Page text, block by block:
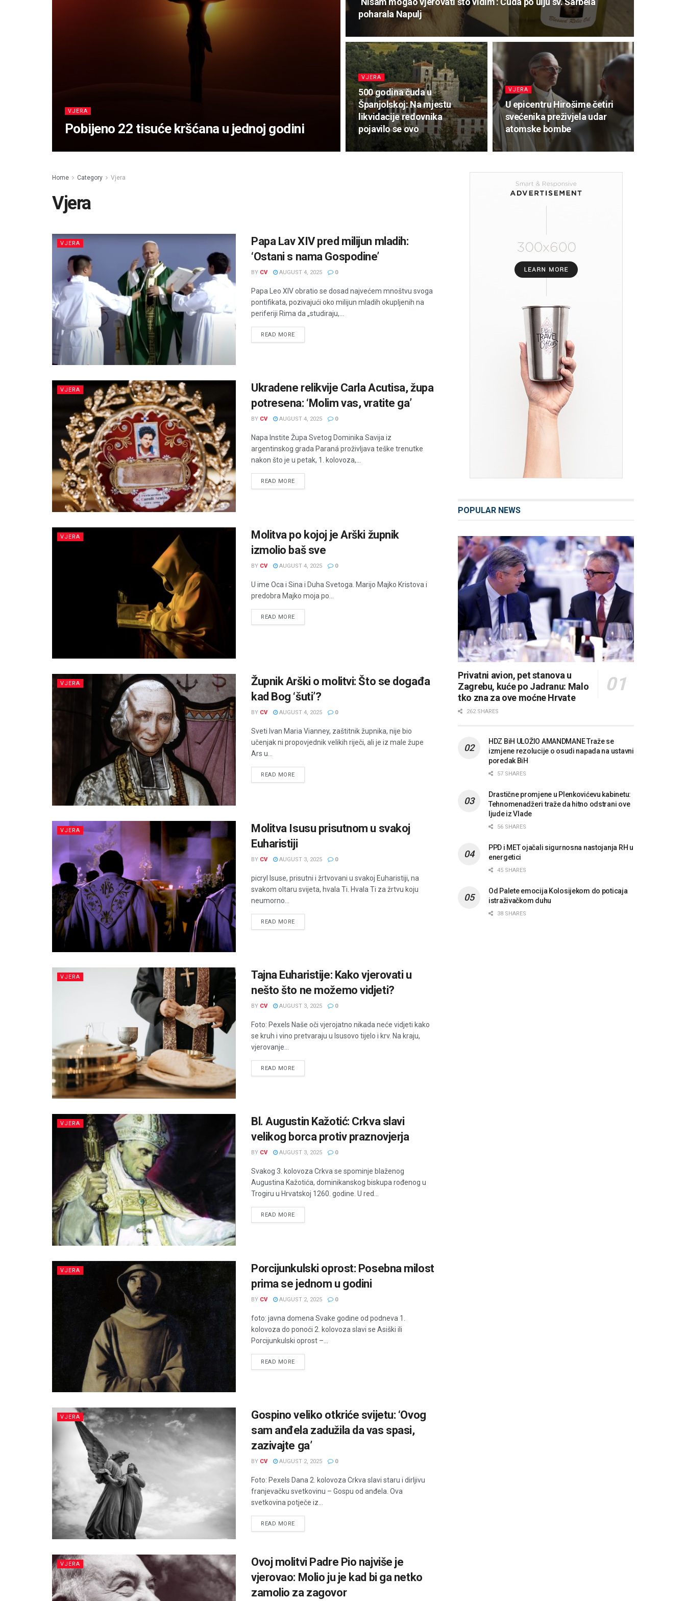
VJERA
Pobijeno 22 tisuće kršćana u jednoj godini
poharala Napulj
VJERA
500 godina čuda u
Španjolskoj: Na mjestu
likvidacije redovnika
pojavilo se ovo
VJERA
U epicentru Hirošime četiri
svećenika preživjela udar
atomske bombe
Home Category Vjera
Vjera
VJERA
Papa Lav XIV pred milijun mladih:
‘Ostani s nama Gospodine’
BY CV AUGUST 4, 2025 0
Papa Leo XIV obratio se dosad najvećem mnoštvu svoga
pontifikata, pozivajući oko milijun mladih okupljenih na
periferiji Rima da „studiraju,...
READ MORE
VJERA
Ukradene relikvije Carla Acutisa, župa
potresena: ‘Molim vas, vratite ga’
BY CV AUGUST 4, 2025 0
Napa Instite Župa Svetog Dominika Savija iz
argentinskog grada Paraná proživljava teške trenutke
nakon što je u petak, 1. kolovoza,...
READ MORE
VJERA
Molitva po kojoj je Arški župnik
izmolio baš sve
BY CV AUGUST 4, 2025 0
U ime Oca i Sina i Duha Svetoga. Marijo Majko Kristova i
predobra Majko moja po...
READ MORE
VJERA
Župnik Arški o molitvi: Što se događa
kad Bog ‘šuti’?
BY CV AUGUST 4, 2025 0
Sveti Ivan Maria Vianney, zaštitnik župnika, nije bio
učenjak ni propovjednik velikih riječi, ali je iz male župe
Ars u...
READ MORE
VJERA
Molitva Isusu prisutnom u svakoj
Euharistiji
BY CV AUGUST 3, 2025 0
picryl Isuse, prisutni i žrtvovani u svakoj Euharistiji, na
svakom oltaru svijeta, hvala Ti. Hvala Ti za žrtvu koju
neumorno...
READ MORE
VJERA
Tajna Euharistije: Kako vjerovati u
nešto što ne možemo vidjeti?
BY CV AUGUST 3, 2025 0
Foto: Pexels Naše oči vjerojatno nikada neće vidjeti kako
se kruh i vino pretvaraju u Isusovo tijelo i krv. Na kraju,
vjerovanje...
READ MORE
VJERA
Bl. Augustin Kažotić: Crkva slavi
velikog borca protiv praznovjerja
BY CV AUGUST 3, 2025 0
Svakog 3. kolovoza Crkva se spominje blaženog
Augustina Kažotića, dominikanskog biskupa rođenog u
Trogiru u Hrvatskoj 1260. godine. U red...
READ MORE
VJERA
Porcijunkulski oprost: Posebna milost
prima se jednom u godini
BY CV AUGUST 2, 2025 0
foto: javna domena Svake godine od podneva 1.
kolovoza do ponoći 2. kolovoza slavi se Asiški ili
Porcijunkulski oprost –...
READ MORE
VJERA
Gospino veliko otkriće svijetu: ‘Ovog
sam anđela zadužila da vas spasi,
zazivajte ga’
BY CV AUGUST 2, 2025 0
Foto: Pexels Dana 2. kolovoza Crkva slavi staru i dirljivu
franjevačku svetkovinu – Gospu od anđela. Ova
svetkovina potječe iz...
READ MORE
VJERA
Ovoj molitvi Padre Pio najviše je
vjerovao: Molio ju je kad bi ga netko
zamolio za zagovor
POPULAR NEWS
Privatni avion, pet stanova u
Zagrebu, kuće po Jadranu: Malo
tko zna za ove moćne Hrvate
262 SHARES
HDZ BiH ULOŽIO AMANDMANE Traže se
izmjene rezolucije o osudi napada na ustavni
poredak BiH
57 SHARES
Drastične promjene u Plenkovićevu kabinetu:
Tehnomenadžeri traže da hitno odstrani ove
ljude iz Vlade
56 SHARES
PPD i MET ojačali sigurnosna nastojanja RH u
energetici
45 SHARES
Od Palete emocija Kolosijekom do poticaja
istraživačkom duhu
38 SHARES